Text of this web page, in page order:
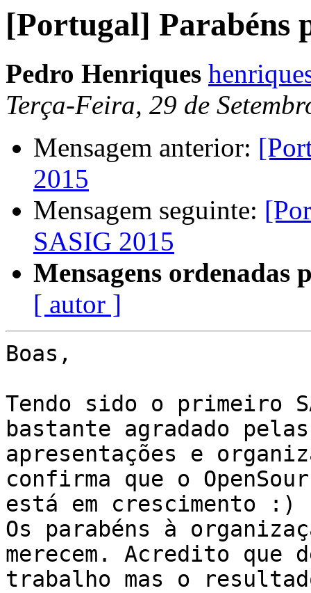
[Portugal] Parabéns
Pedro Henriques
Terça-Feira, 29 de
Mensagem anterior:
2015
Mensagem seguinte:
SASIG 2015
Mensagens ordenadas
[ autor ]
Boas,
Tendo sido o primeiro
bastante agradado pelas
apresentações e
confirma que o
está em crescimento :)
Os parabéns à
merecem. Acredito que
trabalho mas o